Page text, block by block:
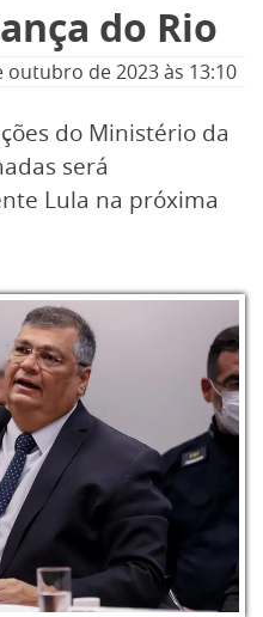
do Rio
outubro de 2023às 13:10
do Ministério da
será
Lula na próxima